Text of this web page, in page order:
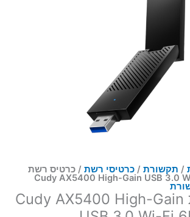
/ תקשורת / כרטיסי רשת / כרטיס רשת
Cudy AX5400 High-Gain USB 3.0
כרטיס רשת Cudy AX5400 High-Gain